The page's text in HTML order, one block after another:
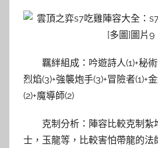
羈絆組成：吟遊詩人(1)+秘
烈焰(3)+強襲炮手(3)+冒險者(1)+
(2)+魔導師(2)
克制分析：陣容比較克制紮
士，玉龍等，比較害怕帶龍的法